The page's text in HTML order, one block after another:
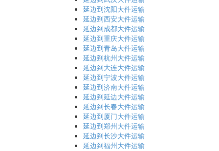
延边到沈阳大件运输
延边到西安大件运输
延边到成都大件运输
延边到重庆大件运输
延边到青岛大件运输
延边到杭州大件运输
延边到大连大件运输
延边到宁波大件运输
延边到济南大件运输
延边到延边大件运输
延边到长春大件运输
延边到厦门大件运输
延边到郑州大件运输
延边到长沙大件运输
延边到福州大件运输